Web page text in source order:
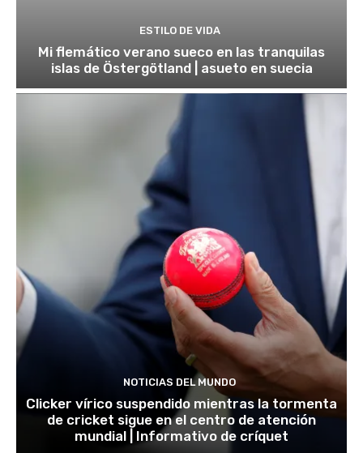
ESTILO DE VIDA
Mi flemático verano sueco en las tranquilas
islas de Östergötland | asueto en suecia
NOTICIAS DEL MUNDO
Clicker vírico suspendido mientras la tormenta
de cricket sigue en el centro de atención
mundial | Informativo de críquet